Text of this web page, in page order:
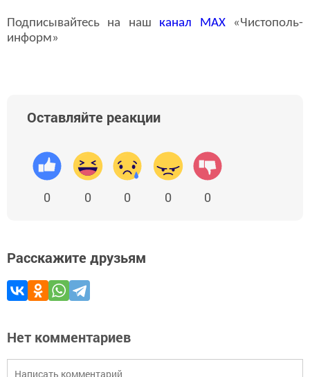
Подписывайтесь на наш канал MAX«Чистополь-
информ»
Оставляйте реакции
0 0 0 0 0
Расскажите друзьям
Нет комментариев